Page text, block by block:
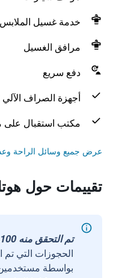
خدمة غسيل الملابس
مرافق الغسيل
دفع سريع
أجهزة الصراف
مكتب استقبال على مدار 24
عرض جميع وسائل الراحة
تقييمات حول
تم التحقق منه 100%
الحجوزات التي تم